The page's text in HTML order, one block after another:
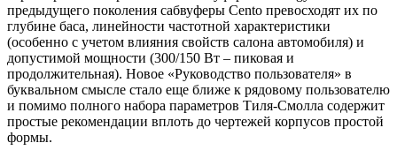
предыдущего поколения сабвуферы Cento превосходят их по
глубине баса, линейности частотной характеристики
(особенно с учетом влияния свойств салона автомобиля) и
допустимой мощности (300/150 Вт – пиковая и
продолжительная). Новое «Руководство пользователя» в
буквальном смысле стало еще ближе к рядовому пользователю
и помимо полного набора параметров Тиля-Смолла содержит
простые рекомендации вплоть до чертежей корпусов простой
формы.